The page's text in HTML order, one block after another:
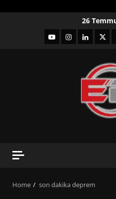
26
YouTubeInstagram
LinkedIn
Home son dakika deprem